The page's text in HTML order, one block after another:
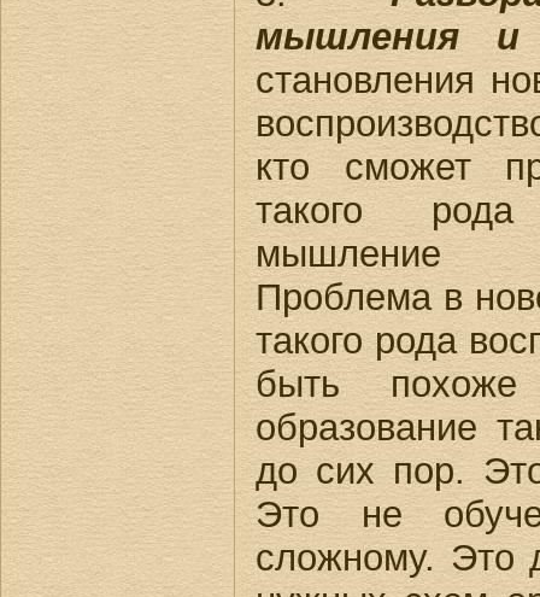
мышления и
становления
кто сможет
такого
мышление
Проблема в
такого рода
быть
образование
до сих пор.
Это не
сложному. Это